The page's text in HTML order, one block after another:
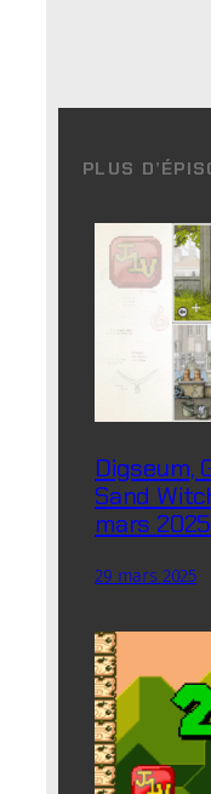
PLUS
Digseum,
Sand
mars 2025
29 mars 2025